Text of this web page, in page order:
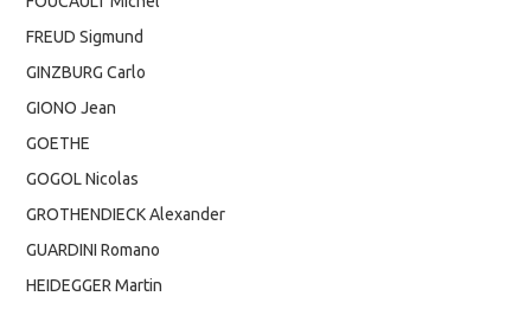
FREUD Sigmund
GINZBURG Carlo
GIONO Jean
GOETHE
GOGOL Nicolas
GROTHENDIECK Alexander
GUARDINI Romano
HEIDEGGER Martin